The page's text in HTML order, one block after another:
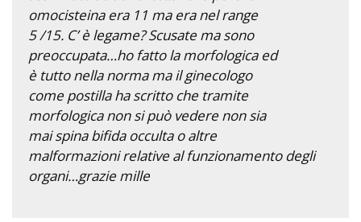
omocisteina era 11 ma era nel range
5 /15. C’ è legame? Scusate ma sono
preoccupata…ho fatto la morfologica ed
è tutto nella norma ma il ginecologo
come postilla ha scritto che tramite
morfologica non si può vedere non sia
mai spina bifida occulta o altre
malformazioni relative al funzionamento degli
organi…grazie mille